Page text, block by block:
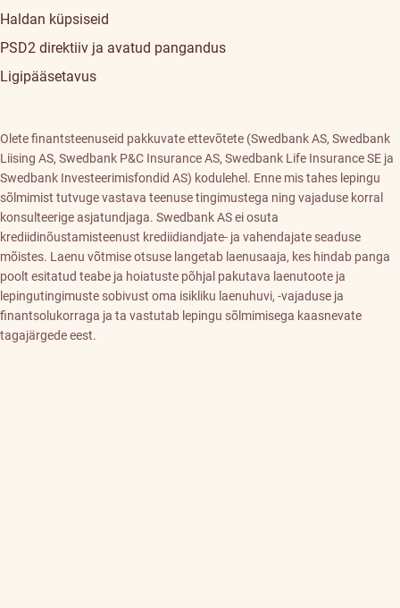
Haldan küpsiseid
PSD2 direktiiv ja avatud pangandus
Ligipääsetavus
Olete finantsteenuseid pakkuvate ettevõtete (Swedbank AS, Swedbank
Liising AS, Swedbank P&C Insurance AS, Swedbank Life Insurance SE ja
Swedbank Investeerimisfondid AS) kodulehel. Enne mis tahes lepingu
sõlmimist tutvuge vastava teenuse tingimustega ning vajaduse korral
konsulteerige asjatundjaga. Swedbank AS ei osuta
krediidinõustamisteenust krediidiandjate- ja vahendajate seaduse
mõistes. Laenu võtmise otsuse langetab laenusaaja, kes hindab panga
poolt esitatud teabe ja hoiatuste põhjal pakutava laenutoote ja
lepingutingimuste sobivust oma isikliku laenuhuvi, -vajaduse ja
finantsolukorraga ja ta vastutab lepingu sõlmimisega kaasnevate
tagajärgede eest.